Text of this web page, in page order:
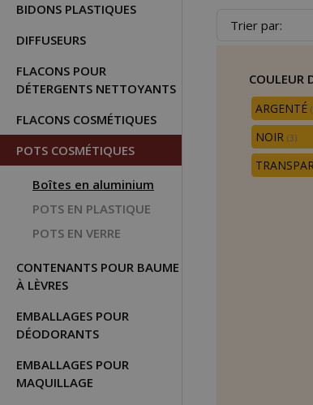
BIDONS PLASTIQUES
DIFFUSEURS
FLACONS POUR
DÉTERGENTS NETTOYANTS
FLACONS COSMÉTIQUES
POTS COSMÉTIQUES
Boîtes en aluminium
POTS EN PLASTIQUE
POTS EN VERRE
CONTENANTS POUR BAUME
À LÈVRES
EMBALLAGES POUR
DÉODORANTS
EMBALLAGES POUR
MAQUILLAGE
Trier par:
COULEUR
ARGENTÉ
NOIR (3)